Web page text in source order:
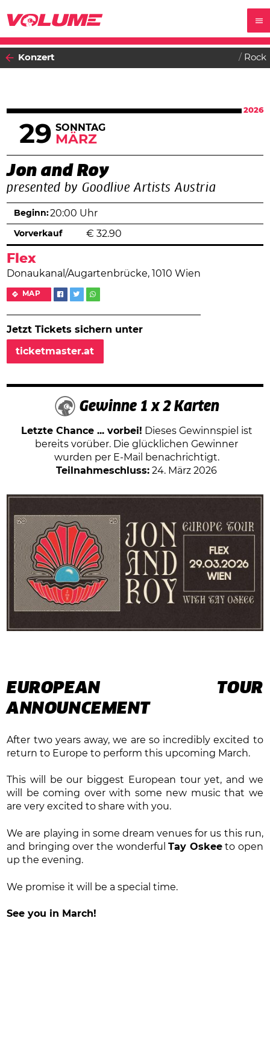
Konzert Rock
2026
29 SONNTAG
MÄRZ
Jon and Roy
presented by Goodlive Artists Austria
Flex
Donaukanal/Augartenbrücke, 1010 Wien
MAP
Jetzt Tickets sichern unter
ticketmaster.at
Beginn:20:00 Uhr
Vorverkauf € 32.90
Gewinne 1 x 2 Karten
Letzte Chance ... vorbei! Dieses Gewinnspiel ist
bereits vorüber. Die glücklichen Gewinner
wurden per E-Mail benachrichtigt.
Teilnahmeschluss: 24. März 2026
EUROPEAN TOUR
ANNOUNCEMENT
After two years away, we are so incredibly excited to
return to Europe to perform this upcoming March.
This will be our biggest European tour yet, and we
will be coming over with some new music that we
are very excited to share with you.
We are playing in some dream venues for us this run,
and bringing over the wonderfulTay Oskeeto open
up the evening.
We promise it will be a special time.
See you in March!